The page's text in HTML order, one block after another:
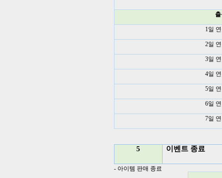
1 일
2일
3일
4일
5일
6일
7일
5 이벤트 종료
- 아이템 판매 종료